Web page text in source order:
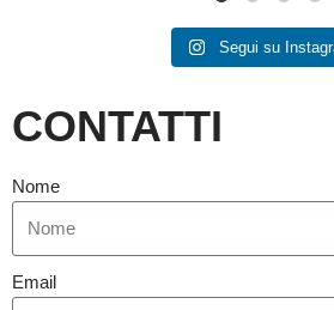
Segui su
CONTATTI
Nome
Email